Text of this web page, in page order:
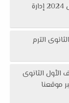
امتحان الفيزياء للصف الأول الثانوى الترم الأول 2024 إدارة
الترم
الثانوى
عبر موقعنا